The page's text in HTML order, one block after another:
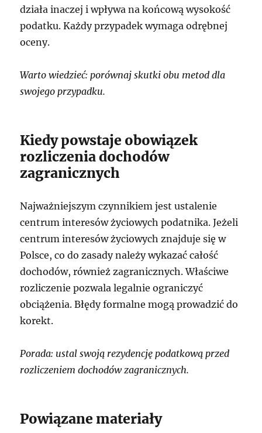
działa inaczej i wpływa na końcową wysokość
podatku. Każdy przypadek wymaga odrębnej
oceny.
Warto wiedzieć: porównaj skutki obu metod dla
swojego przypadku.
Kiedy powstaje obowiązek
rozliczenia dochodów
zagranicznych
Najważniejszym czynnikiem jest ustalenie
centrum interesów życiowych podatnika. Jeżeli
centrum interesów życiowych znajduje się w
Polsce, co do zasady należy wykazać całość
dochodów, również zagranicznych. Właściwe
rozliczenie pozwala legalnie ograniczyć
obciążenia. Błędy formalne mogą prowadzić do
korekt.
Porada: ustal swoją rezydencję podatkową przed
rozliczeniem dochodów zagranicznych.
Powiązane materiały